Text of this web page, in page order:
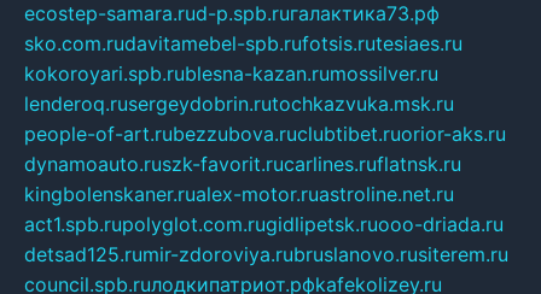
ecostep-samara.rud-p.spb.ruгалактика73.рф
sko.com.rudavitamebel-spb.rufotsis.rutesiaes.ru
kokoroyari.spb.rublesna-kazan.rumossilver.ru
lenderoq.rusergeydobrin.rutochkazvuka.msk.ru
people-of-art.rubezzubova.ruclubtibet.ruorior-aks.ru
dynamoauto.ruszk-favorit.rucarlines.ruflatnsk.ru
kingbolenskaner.rualex-motor.ruastroline.net.ru
act1.spb.rupolyglot.com.rugidlipetsk.ruooo-driada.ru
detsad125.rumir-zdoroviya.rubruslanovo.rusiterem.ru
council.spb.ruлодкипатриот.рфkafekolizey.ru